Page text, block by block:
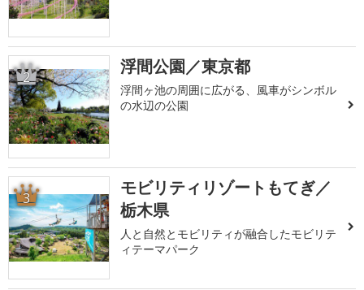
2 浮間公園／東京都
浮間ヶ池の周囲に広がる、風車がシンボル
の水辺の公園
3
モビリティリゾートもてぎ／
栃木県
人と自然とモビリティが融合したモビリテ
ィテーマパーク